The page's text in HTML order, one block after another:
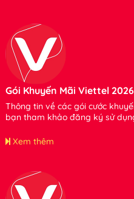
Gói Khuyến Mãi Viettel 2026
Thông tin về các gói cước
bạn tham khảo đăng ký sử
Xem thêm